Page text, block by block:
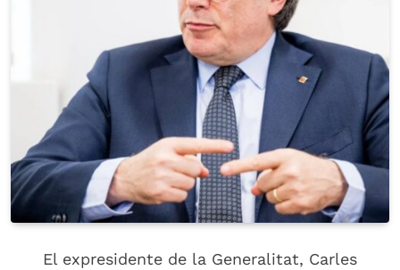
El expresidente de la Generalitat, Carles